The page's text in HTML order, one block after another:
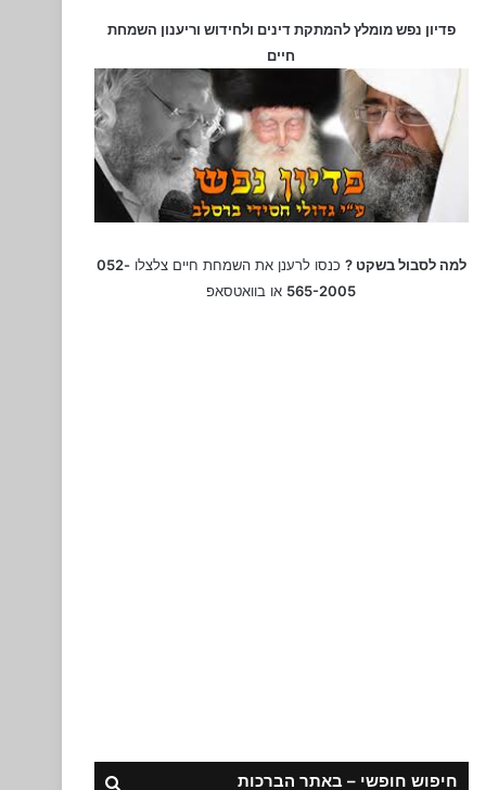
פדיון נפש מומלץ להמתקת דינים ולחידוש וריענון השמחת
חיים
למה לסבול בשקט ? כנסו לרענן את השמחת חיים צלצלו 052-
565-2005 או בוואטסאפ
חיפוש חופשי – באתר הברכות